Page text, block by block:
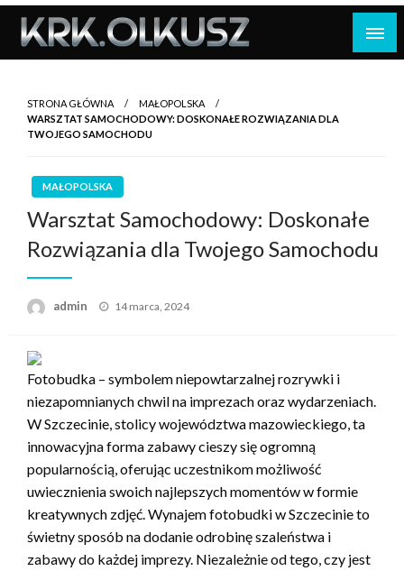
Skip
content
STRONA GŁÓWNA
MAŁOPOLSKA
WARSZTAT SAMOCHODOWY: DOSKONAŁE ROZWIĄZANIA DLA
TWOJEGO SAMOCHODU
MAŁOPOLSKA
Warsztat Samochodowy: Doskonałe
Rozwiązania dla Twojego Samochodu
admin
Opublikowane
14 marca, 2024
Fotobudka – symbolem niepowtarzalnej rozrywki i
niezapomnianych chwil na imprezach oraz wydarzeniach.
W Szczecinie, stolicy województwa mazowieckiego, ta
innowacyjna forma zabawy cieszy się ogromną
popularnością, oferując uczestnikom możliwość
uwiecznienia swoich najlepszych momentów w formie
kreatywnych zdjęć. Wynajem fotobudki w Szczecinie to
świetny sposób na dodanie odrobinę szaleństwa i
zabawy do każdej imprezy. Niezależnie od tego, czy jest